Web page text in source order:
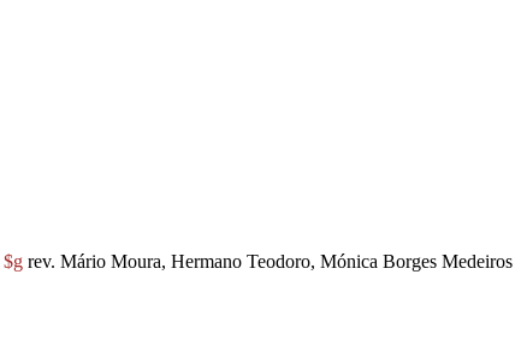
$g rev. Mário Moura, Hermano Teodoro, Mónica Borges Medeiros